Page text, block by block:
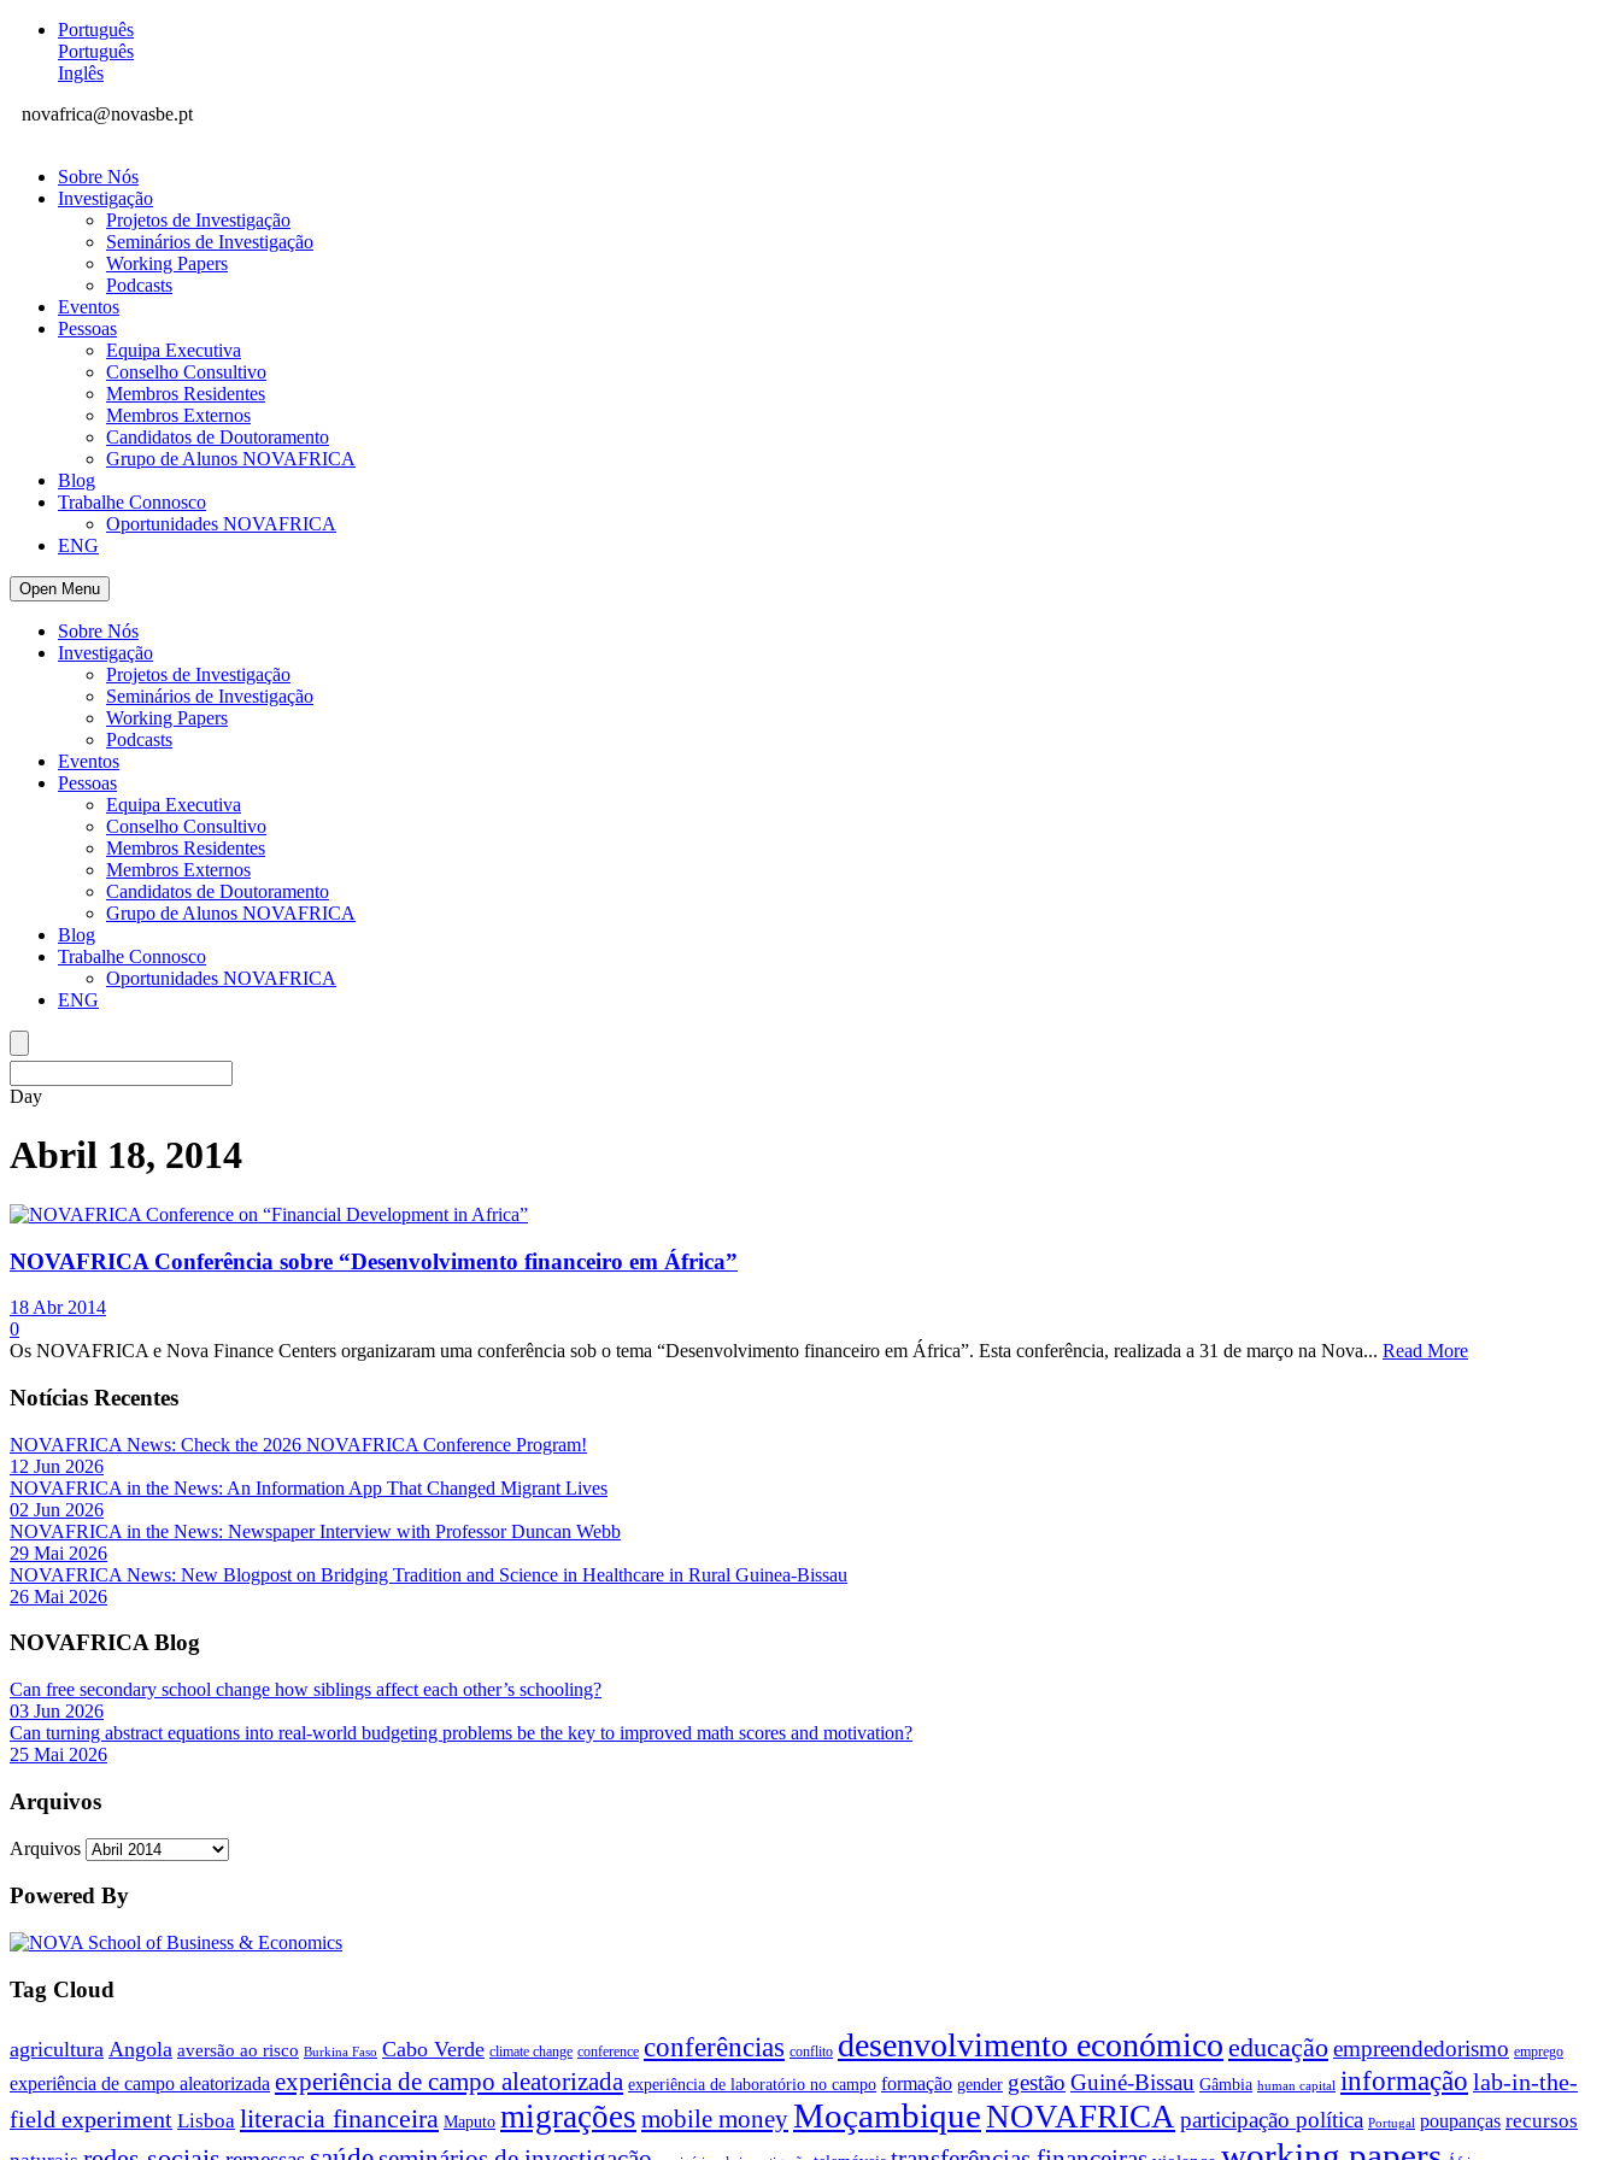
Português
Português
Inglês
novafrica@novasbe.pt
Sobre Nós
Investigação
Projetos de Investigação
Seminários de Investigação
Working Papers
Podcasts
Eventos
Pessoas
Equipa Executiva
Conselho Consultivo
Membros Residentes
Membros Externos
Candidatos de Doutoramento
Grupo de Alunos NOVAFRICA
Blog
Trabalhe Connosco
Oportunidades NOVAFRICA
ENG
Open Menu
Sobre Nós
Investigação
Projetos de Investigação
Seminários de Investigação
Working Papers
Podcasts
Eventos
Pessoas
Equipa Executiva
Conselho Consultivo
Membros Residentes
Membros Externos
Candidatos de Doutoramento
Grupo de Alunos NOVAFRICA
Blog
Trabalhe Connosco
Oportunidades NOVAFRICA
ENG
Day
Abril 18, 2014
NOVAFRICA Conferência sobre “Desenvolvimento financeiro em África”
18 Abr 2014
0
Os NOVAFRICA e Nova Finance Centers organizaram uma conferência sob o tema “Desenvolvimento financeiro em África”. Esta conferência, realizada a 31 de março na Nova... Read More
Notícias Recentes
NOVAFRICA News: Check the 2026 NOVAFRICA Conference Program!
12 Jun 2026
NOVAFRICA in the News: An Information App That Changed Migrant Lives
02 Jun 2026
NOVAFRICA in the News: Newspaper Interview with Professor Duncan Webb
29 Mai 2026
NOVAFRICA News: New Blogpost on Bridging Tradition and Science in Healthcare in Rural Guinea-Bissau
26 Mai 2026
NOVAFRICA Blog
Can free secondary school change how siblings affect each other’s schooling?
03 Jun 2026
Can turning abstract equations into real-world budgeting problems be the key to improved math scores and motivation?
25 Mai 2026
Arquivos
Arquivos
Powered By
Tag Cloud
agricultura Angola aversão ao risco Burkina Faso Cabo Verde climate change conference conferências conflito desenvolvimento económico educaçãoempreendedorismo emprego
experiência de campo aleatorizada experiência de campo aleatorizada experiência de laboratório no campo formação gender gestão Guiné-Bissau Gâmbia human capital informação lab-in-the-
field experiment Lisboa literacia financeira Maputo migrações mobile moneyMoçambiqueNOVAFRICA participação política Portugal poupanças recursos